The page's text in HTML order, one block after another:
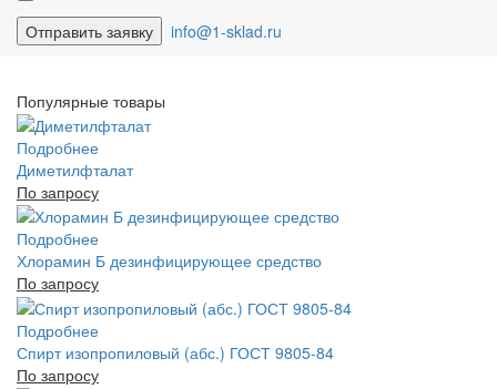
info@1-sklad.ru
Популярные товары
Подробнее
Диметилфталат
По запросу
Подробнее
Хлорамин Б дезинфицирующее средство
По запросу
Подробнее
Спирт изопропиловый (абс.) ГОСТ 9805-84
По запросу